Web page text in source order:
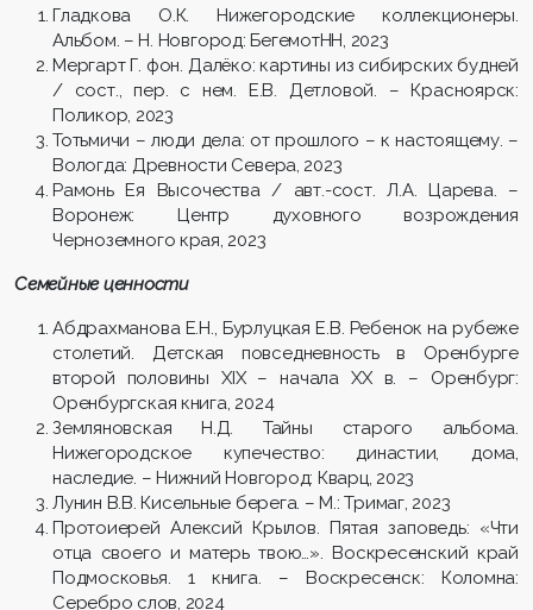
Гладкова О.К. Нижегородские коллекционеры.
Альбом. – Н. Новгород: БегемотНН, 2023
Мергарт Г. фон. Далёко: картины из сибирских будней
/ сост., пер. с нем. Е.В. Детловой. – Красноярск:
Поликор, 2023
Тотьмичи – люди дела: от прошлого – к настоящему. –
Вологда: Древности Севера, 2023
Рамонь Ея Высочества / авт.-сост. Л.А. Царева. –
Воронеж: Центр духовного возрождения
Черноземного края, 2023
Семейные ценности
Абдрахманова Е.Н., Бурлуцкая Е.В. Ребенок на рубеже
столетий. Детская повседневность в Оренбурге
второй половины XIX – начала XX в. – Оренбург:
Оренбургская книга, 2024
Земляновская Н.Д. Тайны старого альбома.
Нижегородское купечество: династии, дома,
наследие. – Нижний Новгород: Кварц, 2023
Лунин В.В. Кисельные берега. – М.: Тримаг, 2023
Протоиерей Алексий Крылов. Пятая заповедь: «Чти
отца своего и матерь твою…». Воскресенский край
Подмосковья. 1 книга. – Воскресенск: Коломна:
Серебро слов, 2024